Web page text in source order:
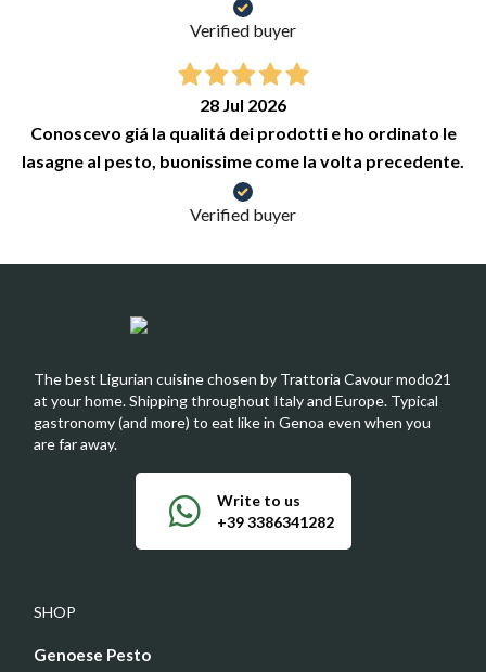
Verified buyer
28 Jul 2026
Conoscevo giá la qualitá dei prodotti e ho ordinato le
lasagne al pesto, buonissime come la volta precedente.
Verified buyer
The best Ligurian cuisine chosen by Trattoria Cavour modo21
at your home. Shipping throughout Italy and Europe. Typical
gastronomy (and more) to eat like in Genoa even when you
are far away.
Write to us
+39 3386341282
SHOP
Genoese Pesto